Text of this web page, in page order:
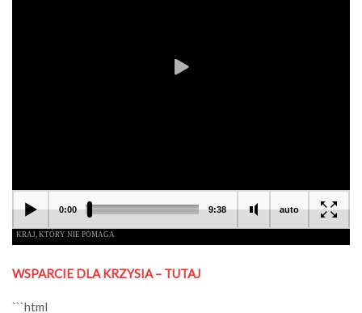
WSPARCIE DLA KRZYSIA – TUTAJ
```html